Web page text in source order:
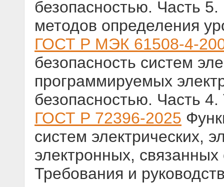
безопасностью. Часть
методов определения
ГОСТ Р МЭК 61508-4-
безопасность систем
программируемых
безопасностью. Часть
ГОСТ Р 72396-2025
систем электрических,
электронных,
Требования и